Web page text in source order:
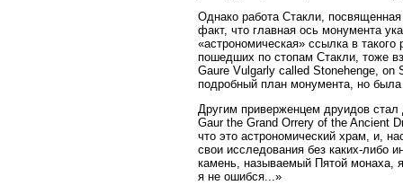
Однако работа Стакли,
факт, что главная ось монумента
«астрономическая» ссылка в
пошедших по стопам Стакли, тоже
Gaure Vulgarly called Stonehenge,
подробный план монумента, но
Другим приверженцем друидов
Gaur the Grand Orrery of the Ancient
что это астрономический храм, и,
свои исследования без каких-
камень, называемый Пятой монаха,
я не ошибся...»